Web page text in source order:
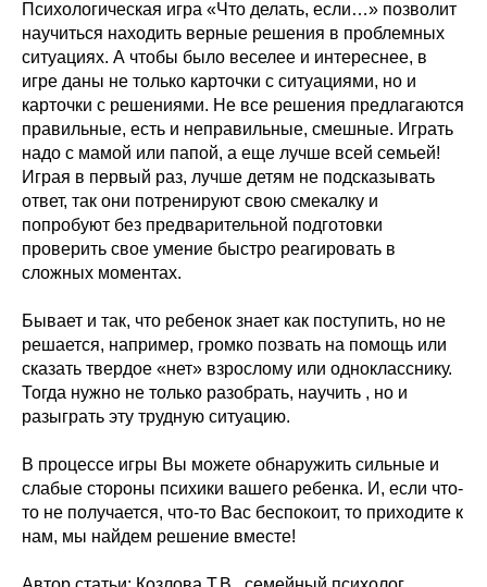
Психологическая игра «Что делать, если…» позволит
научиться находить верные решения в проблемных
ситуациях. А чтобы было веселее и интереснее, в
игре даны не только карточки с ситуациями, но и
карточки с решениями. Не все решения предлагаются
правильные, есть и неправильные, смешные. Играть
надо с мамой или папой, а еще лучше всей семьей!
Играя в первый раз, лучше детям не подсказывать
ответ, так они потренируют свою смекалку и
попробуют без предварительной подготовки
проверить свое умение быстро реагировать в
сложных моментах.
Бывает и так, что ребенок знает как поступить, но не
решается, например, громко позвать на помощь или
сказать твердое «нет» взрослому или однокласснику.
Тогда нужно не только разобрать, научить , но и
разыграть эту трудную ситуацию.
В процессе игры Вы можете обнаружить сильные и
слабые стороны психики вашего ребенка. И, если что-
то не получается, что-то Вас беспокоит, то приходите к
нам, мы найдем решение вместе!